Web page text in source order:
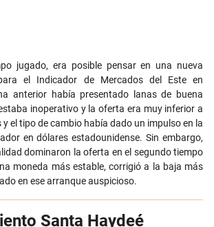
jugado, era posible pensar en una nueva
el Indicador de Mercados del Este en
anterior había presentado lanas de buena
inoperativo y la oferta era muy inferior a
el tipo de cambio había dado un impulso en la
en dólares estadounidense. Sin embargo,
dominaron la oferta en el segundo tiempo
moneda más estable, corrigió a la baja más
en ese arranque auspicioso.
Santa Haydeé